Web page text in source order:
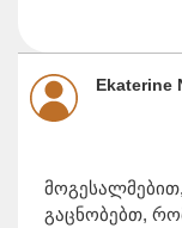
მოგესალმებით,
გაცნობებთ,